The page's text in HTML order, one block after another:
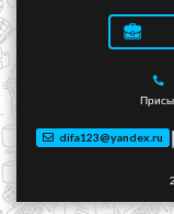
difa123@yandex.ru